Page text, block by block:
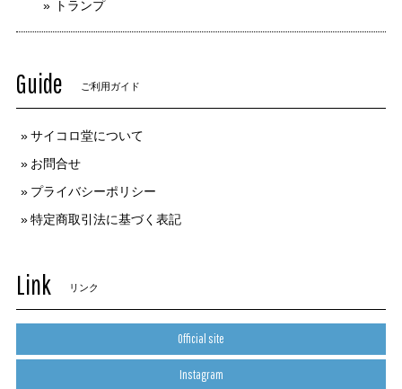
トランプ
Guide ご利用ガイド
サイコロ堂について
お問合せ
プライバシーポリシー
特定商取引法に基づく表記
Link リンク
Official site
Instagram